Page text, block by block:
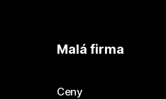
Malá firma
Ceny